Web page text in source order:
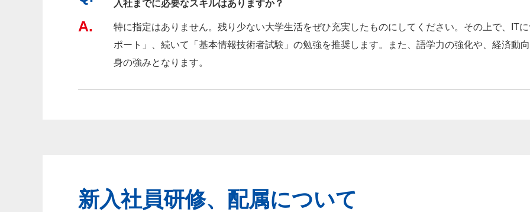
入社までに必要なスキルはありますか？
A.
特に指定はありません。残り少ない大学生活をぜひ充実したものにしてください。その上で、IT
ポート」、続いて「基本情報技術者試験」の勉強を推奨します。また、語学力の強化や、経済動
身の強みとなります。
新入社員研修、配属について